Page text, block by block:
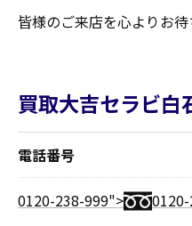
皆様のご来店を心よりお待
買取大吉セラビ白
電話番号
0120-238-999">